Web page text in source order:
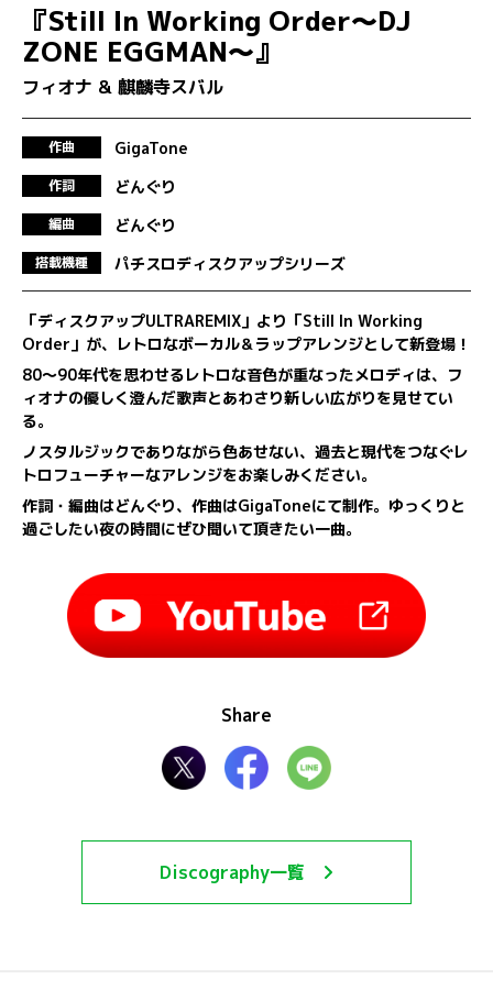
『Still In Working Order～DJ
ZONE EGGMAN～』
フィオナ & 麒麟寺スバル
作曲 GigaTone
作詞 どんぐり
編曲 どんぐり
搭載機種 パチスロディスクアップシリーズ
「ディスクアップULTRAREMIX」より「Still In Working
Order」が、レトロなボーカル＆ラップアレンジとして新登場！
80～90年代を思わせるレトロな音色が重なったメロディは、フ
ィオナの優しく澄んだ歌声とあわさり新しい広がりを見せてい
る。
ノスタルジックでありながら色あせない、過去と現代をつなぐレ
トロフューチャーなアレンジをお楽しみください。
作詞・編曲はどんぐり、作曲はGigaToneにて制作。ゆっくりと
過ごしたい夜の時間にぜひ聞いて頂きたい一曲。
Share
Discography一覧